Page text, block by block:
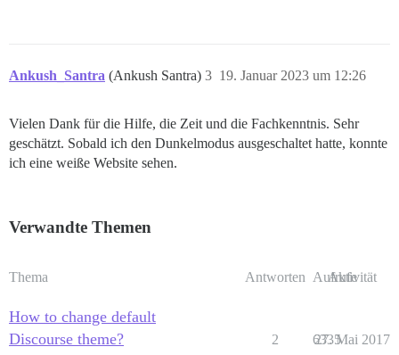
Ankush_Santra (Ankush Santra) 19. Januar 2023 um 12:26
3
Vielen Dank für die Hilfe, die Zeit und die Fachkenntnis. Sehr
geschätzt. Sobald ich den Dunkelmodus ausgeschaltet hatte, konnte
ich eine weiße Website sehen.
Verwandte Themen
Thema Antworten Aufrufe
Aktivität
How to change default
Discourse theme?
2 6335
27. Mai 2017